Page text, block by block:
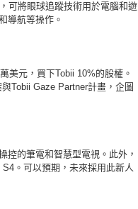
可將眼球追蹤技術用於電腦和遊
導航等操作。
美元，買下Tobii 10%的股權。
Tobii Gaze Partner計畫，企圖
控的筆電和智慧型電視。此外，
。可以預期，未來採用此新人